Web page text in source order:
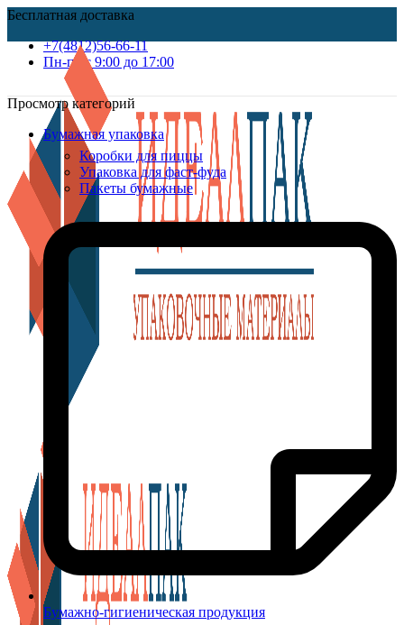
Бесплатная доставка
+7(4812)56-66-11
Пн-пт c 9:00 до 17:00
Просмотр категорий
Бумажная упаковка
Коробки для пиццы
Упаковка для фаст-фуда
Пакеты бумажные
Бумажно-гигиеническая продукция